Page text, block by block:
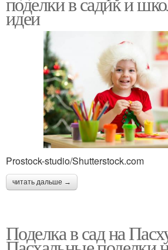
идеи
Prostock-studio/Shutterstock.com
читать дальше →
Поделка в сад на